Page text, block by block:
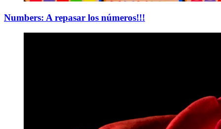
Numbers: A repasar los números!!!